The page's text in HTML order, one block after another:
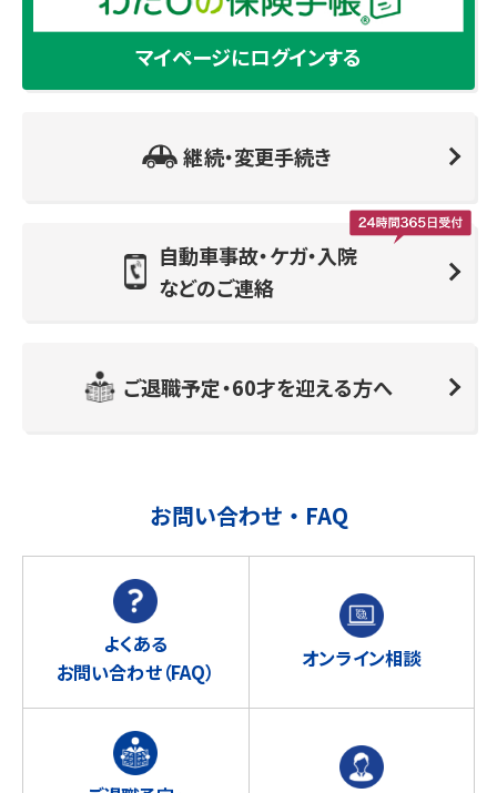
マイページにログインする
継続・変更手続き
自動車事故・ケガ・入院
などのご連絡
ご退職予定・60才を迎える方へ
お問い合わせ・FAQ
よくある
お問い合わせ（FAQ）
オンライン相談